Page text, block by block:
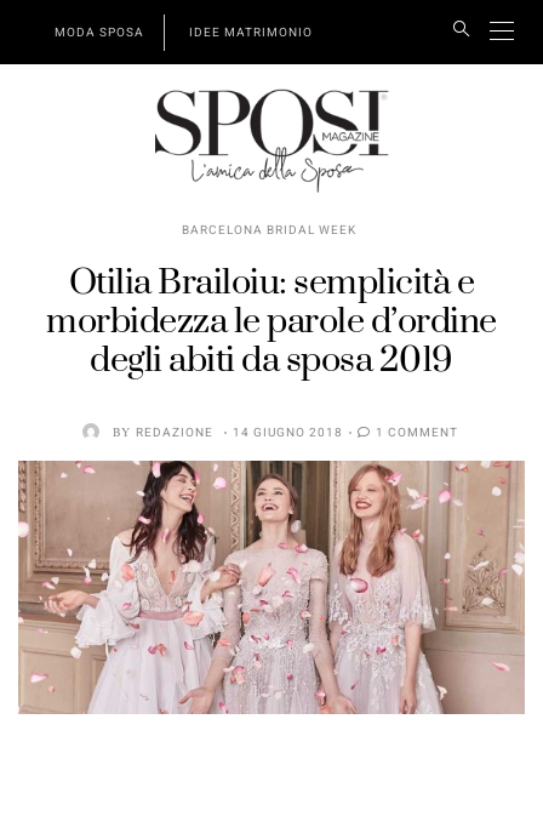
MODA SPOSA IDEE MATRIMONIO
BARCELONA BRIDAL WEEK
Otilia Brailoiu: semplicità e
morbidezza le parole d’ordine
degli abiti da sposa 2019
BY REDAZIONE 14 GIUGNO 2018 1 COMMENT